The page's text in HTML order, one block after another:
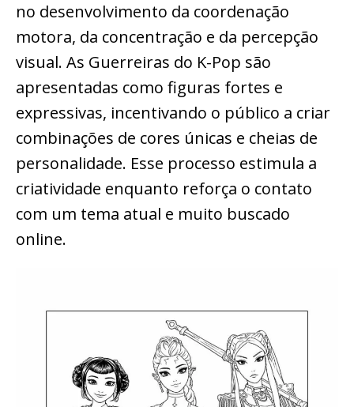
no desenvolvimento da coordenação
motora, da concentração e da percepção
visual. As Guerreiras do K-Pop são
apresentadas como figuras fortes e
expressivas, incentivando o público a criar
combinações de cores únicas e cheias de
personalidade. Esse processo estimula a
criatividade enquanto reforça o contato
com um tema atual e muito buscado
online.